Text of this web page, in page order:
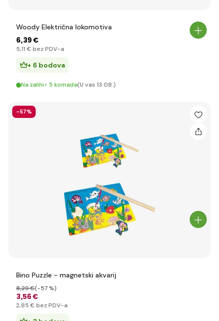
Woody Električna lokomotiva
6,39 €
5,11 € bez PDV-a
+ 6 bodova
Na zalihi> 5 komada(U vas 13.08.)
-57%
Bino Puzzle - magnetski akvarij
3,56 €
8,29 €(-57 %)
2,85 € bez PDV-a